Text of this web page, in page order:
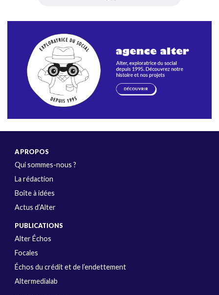
A PROPOS
Qui sommes-nous ?
La rédaction
Boîte à idées
Actus d’Alter
PUBLICATIONS
Alter Échos
Focales
Échos du crédit et de l’endettement
Altermedialab